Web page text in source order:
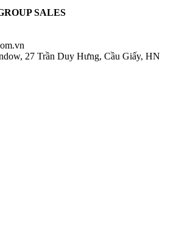
SALES
27 Trần Duy Hưng, Cầu Giấy, HN